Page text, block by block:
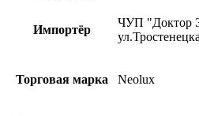
Импортёр
ЧУП "Доктор
Торговая марка Neolux